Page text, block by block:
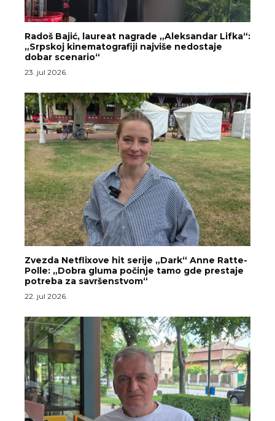
Radoš Bajić, laureat nagrade „Aleksandar Lifka“:
„Srpskoj kinematografiji najviše nedostaje
dobar scenario“
23. jul 2026.
Zvezda Netflixove hit serije „Dark“ Anne Ratte-
Polle: „Dobra gluma počinje tamo gde prestaje
potreba za savršenstvom“
22. jul 2026.